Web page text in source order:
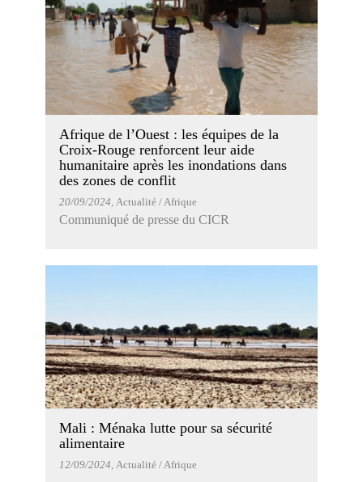
Afrique de l’Ouest : les équipes de la
Croix-Rouge renforcent leur aide
humanitaire après les inondations dans
des zones de conflit
20/09/2024, Actualité / Afrique
Communiqué de presse du CICR
Mali : Ménaka lutte pour sa sécurité
alimentaire
12/09/2024 , Actualité / Afrique